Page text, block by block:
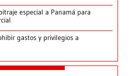
especial a Panamá para
gastos y privilegios a